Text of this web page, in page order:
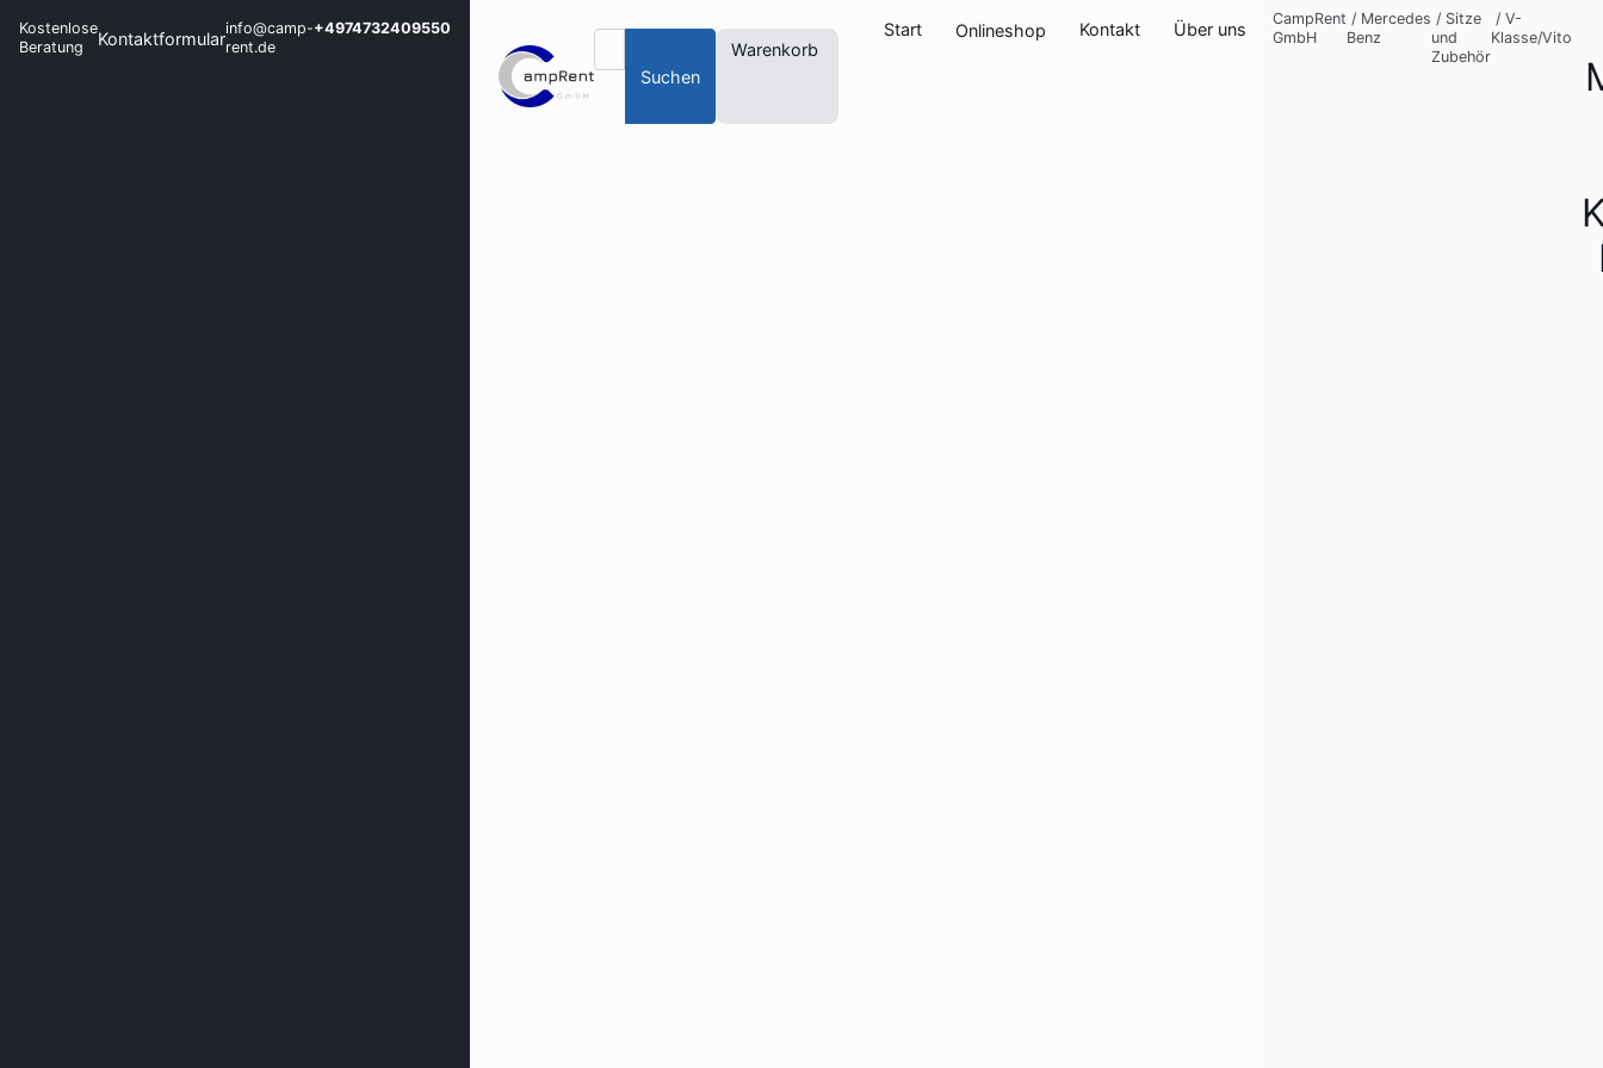
Kostenlose
Beratung
Kontaktformularinfo@camp-
rent.de
+4974732409550
Suchen
Warenkorb
Start Onlineshop Kontakt Über uns
CampRent
GmbH
/ Mercedes
Benz
/ Sitze
und
Zubehör
/ V-
Klasse/Vito